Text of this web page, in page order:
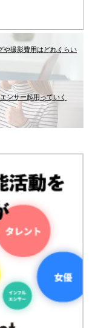
や撮影費用はどれくらい
ンサー起用っていく